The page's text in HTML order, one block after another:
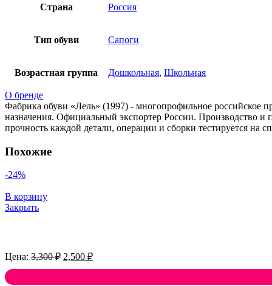
Страна Россия
Тип обуви Сапоги
Возрастная группа Дошкольная, Школьная
О бренде
Фабрика обуви «Лель» (1997) - многопрофильное российское
назначения. Официальный экспортер России. Производство и
прочность каждой детали, операции и сборки тестируется на
Похожие
-24%
В корзину
Закрыть
3,300₽ Первоначальная
2,500 ₽Текущая